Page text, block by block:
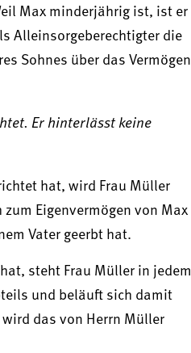
Max minderjährig ist, ist er
Alleinsorgeberechtigter die
Sohnes über das Vermögen
Er hinterlässt keine
hat, wird Frau Müller
Eigenvermögen von Max
Vater geerbt hat.
steht Frau Müller in jedem
und beläuft sich damit
das von Herrn Müller